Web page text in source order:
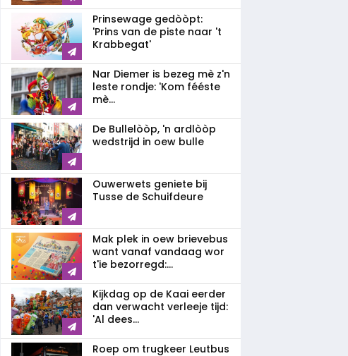
Prinsewage gedòòpt:
'Prins van de piste naar 't
Krabbegat'
Nar Diemer is bezeg mè z'n
leste rondje: 'Kom fééste
mè...
De Bullelòòp, 'n ardlòòp
wedstrijd in oew bulle
Ouwerwets geniete bij
Tusse de Schuifdeure
Mak plek in oew brievebus
want vanaf vandaag wor
t'ie bezorregd:...
Kijkdag op de Kaai eerder
dan verwacht verleeje tijd:
'Al dees...
Roep om trugkeer Leutbus